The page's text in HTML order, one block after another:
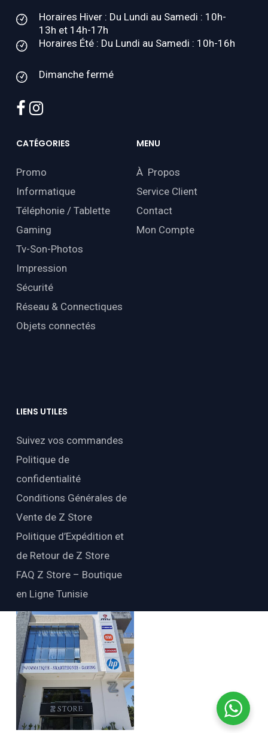
Horaires Hiver : Du Lundi au Samedi : 10h-
13h et 14h-17h
Horaires Été : Du Lundi au Samedi : 10h-16h
Dimanche fermé
facebook
instagram
CATÉGORIES
Promo
Informatique
Téléphonie / Tablette
Gaming
Tv-Son-Photos
Impression
Sécurité
Réseau & Connectiques
Objets connectés
MENU
À Propos
Service Client
Contact
Mon Compte
LIENS UTILES
Suivez vos commandes
Politique de
confidentialité
Conditions Générales de
Vente de Z Store
Politique d’Expédition et
de Retour de Z Store
FAQ Z Store – Boutique
en Ligne Tunisie